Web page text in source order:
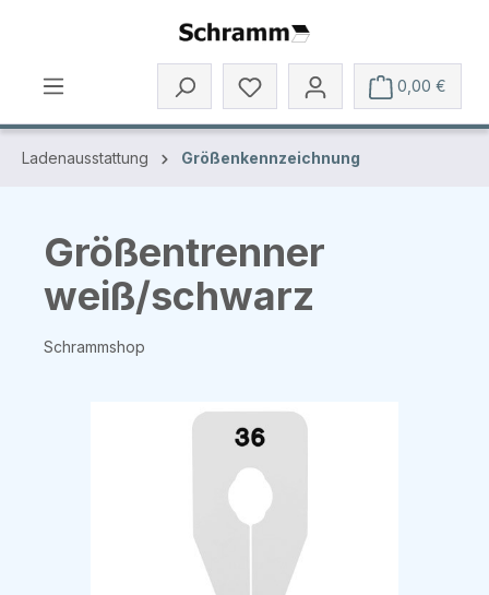
Zum Hauptinhalt springen
0,00 €
Ladenausstattung Größenkennzeichnung
Größentrenner
weiß/schwarz
Schrammshop
Bildergalerie überspringen